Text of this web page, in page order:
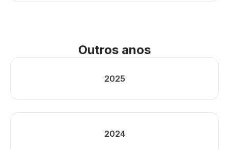
Outros anos
2025
2024